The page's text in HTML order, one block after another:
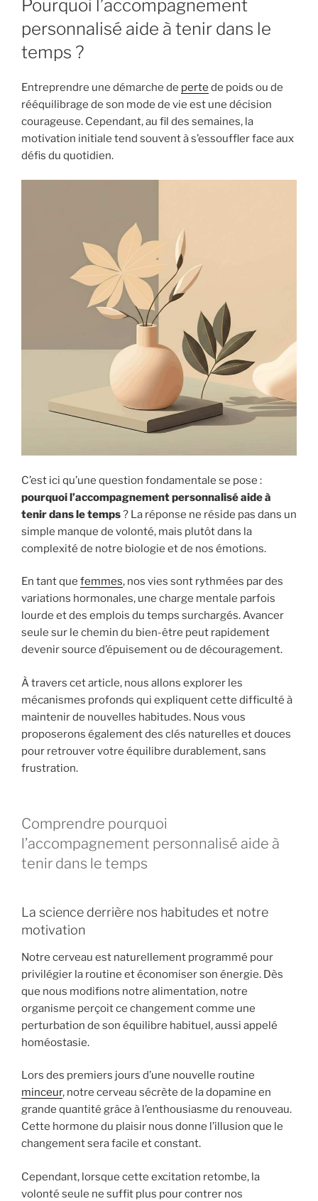
Pourquoi l’accompagnement
personnalisé aide à tenir dans le
temps ?
Entreprendre une démarche de perte de poids ou de
rééquilibrage de son mode de vie est une décision
courageuse. Cependant, au fil des semaines, la
motivation initiale tend souvent à s’essouffler face aux
défis du quotidien.
C’est ici qu’une question fondamentale se pose :
pourquoi l’accompagnement personnalisé aide à
tenir dans le temps? La réponse ne réside pas dans un
simple manque de volonté, mais plutôt dans la
complexité de notre biologie et de nos émotions.
En tant que femmes, nos vies sont rythmées par des
variations hormonales, une charge mentale parfois
lourde et des emplois du temps surchargés. Avancer
seule sur le chemin du bien-être peut rapidement
devenir source d’épuisement ou de découragement.
À travers cet article, nous allons explorer les
mécanismes profonds qui expliquent cette difficulté à
maintenir de nouvelles habitudes. Nous vous
proposerons également des clés naturelles et douces
pour retrouver votre équilibre durablement, sans
frustration.
Comprendre pourquoi
l’accompagnement personnalisé aide à
tenir dans le temps
La science derrière nos habitudes et notre
motivation
Notre cerveau est naturellement programmé pour
privilégier la routine et économiser son énergie. Dès
que nous modifions notre alimentation, notre
organisme perçoit ce changement comme une
perturbation de son équilibre habituel, aussi appelé
homéostasie.
Lors des premiers jours d’une nouvelle routine
minceur, notre cerveau sécrète de la dopamine en
grande quantité grâce à l’enthousiasme du renouveau.
Cette hormone du plaisir nous donne l’illusion que le
changement sera facile et constant.
Cependant, lorsque cette excitation retombe, la
volonté seule ne suffit plus pour contrer nos